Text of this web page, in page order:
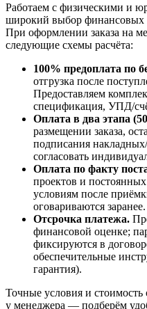
Работаем с физическими и
широкий выбор финансовых
При оформлении заказа на
следующие схемы расчёта:
100% предоплата по
отгрузка после
Предоставляем
спецификация, УПД/
Оплата в два этапа
размещении заказа,
подписания
согласовать
Оплата по факту
проектов и
условиям после
оговариваются заранее.
Отсрочка платежа.
финансовой оценке;
фиксируются в
обеспечительные
гарантия).
Точные условия и
у менеджера — подберём